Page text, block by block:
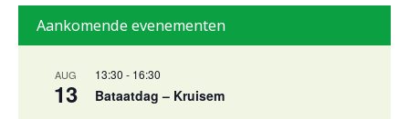
Aankomende evenementen
AUG
13
13:30 - 16:30
Bataatdag – Kruisem